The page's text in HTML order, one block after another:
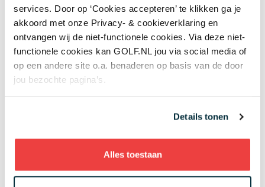
services. Door op ‘Cookies accepteren’ te klikken ga je
akkoord met onze Privacy- & cookieverklaring en
ontvangen wij de niet-functionele cookies. Via deze niet-
functionele cookies kan GOLF.NL jou via social media of
op een andere site o.a. benaderen op basis van de door
jou bezochte pagina’s.
Details tonen
Alles toestaan
Net binnen
Vandaag
Review Shot Scope H50: een digitaal
Vandaag Solheim Cup feestje voor (kleine) kinderen en
jeugdgolfers: gratis naar binnen en spelen waar